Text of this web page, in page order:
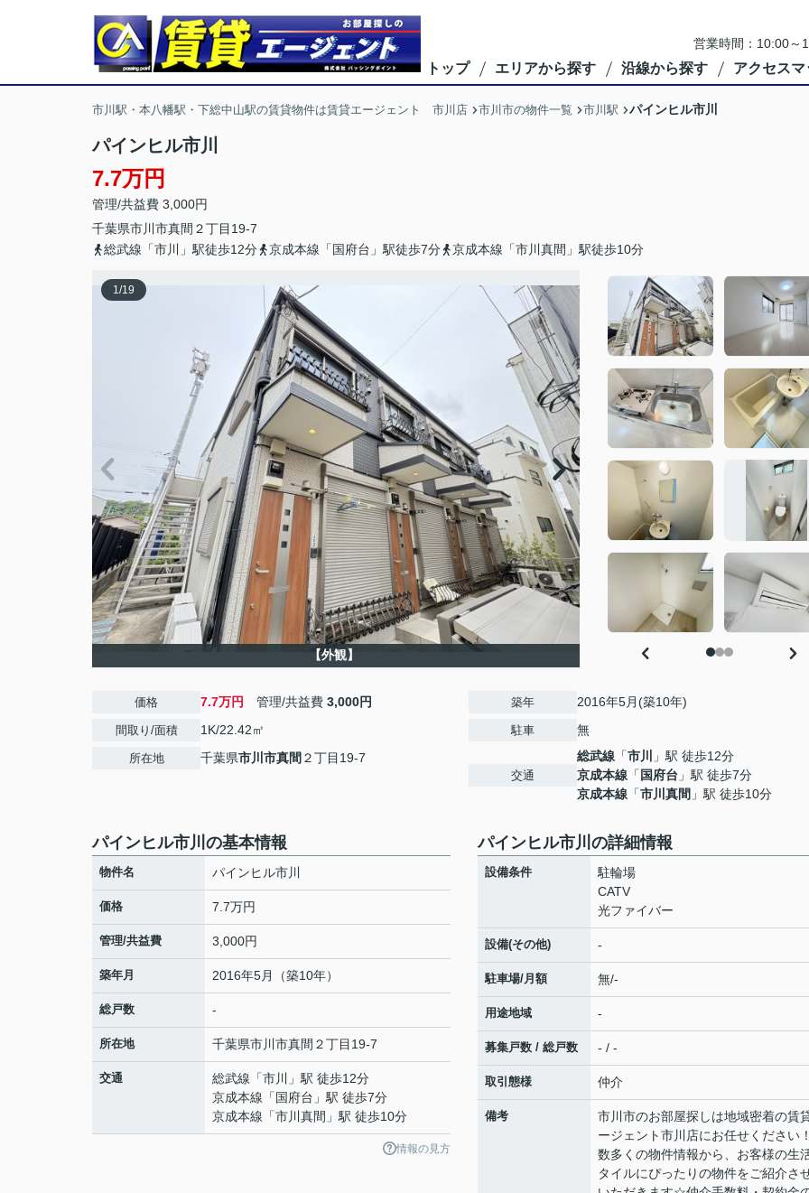
営業時間：10:00～
トップ エリアから探す 沿線から探す アクセスマ
市川駅・本八幡駅・下総中山駅の賃貸物件は賃貸エージェント 市川店 市川市の物件一覧 市川駅 パインヒル市川
パインヒル市川
7.7万円
管理/共益費 3,000円
千葉県市川市真間 ２丁目19-7
総武線「市川」駅徒歩12分
京成本線「国府台」駅徒歩7分 京成本線「市川真間」駅徒歩10分
1/19
【外観】
価格 7.7万円 管理/共益費 3,000円
間取り/面積 1K/22.42㎡
所在地 千葉県市川市真間 ２丁目19-7
築年 2016年5月(築10年)
駐車 無
交通
総武線 「市川
」駅 徒歩12分
京成本線 「 国府台 」駅 徒歩7分
京成本線 「市川真間 」駅 徒歩10分
パインヒル市川の基本情報
物件名 パインヒル市川
価格 7.7万円
管理/共益費 3,000円
築年月 2016年5月（築10年）
総戸数 -
所在地 千葉県市川市真間 ２丁目19-7
交通 総武線 「市川
」駅 徒歩12分
京成本線 「 国府台 」駅 徒歩7分
京成本線 「市川真間 」駅 徒歩10分
情報の見方
パインヒル市川の詳細情報
設備条件
駐輪場
CATV
光ファイバー
設備(その他) -
駐車場/月額 無/-
用途地域 -
募集戸数 / 総戸数 - / -
取引態様 仲介
備考
市川市のお部屋探しは地域密着の賃
ージェント市川店にお任せください
数多くの物件情報から、お客様の生
タイルにぴったりの物件をご紹介さ